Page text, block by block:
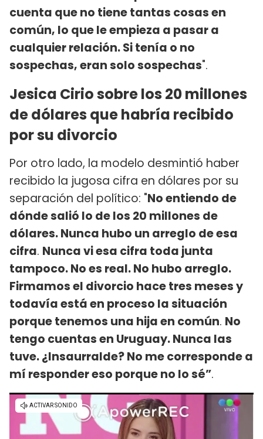
cuenta que no tiene tantas cosas en
común, lo que le empieza a pasar a
cualquier relación. Si tenía o no
sospechas, eran solo sospechas".
Jesica Cirio sobre los 20 millones
de dólares que habría recibido
por su divorcio
Por otro lado, la modelo desmintió haber
recibido la jugosa cifra en dólares por su
separación del político: "No entiendo de
dónde salió lo de los 20 millones de
dólares. Nunca hubo un arreglo de esa
cifra. Nunca vi esa cifra toda junta
tampoco. No es real. No hubo arreglo.
Firmamos el divorcio hace tres meses y
todavía está en proceso la situación
porque tenemos una hija en común. No
tengo cuentas en Uruguay. Nunca las
tuve. ¿Insaurralde? No me corresponde a
mí responder eso porque no lo sé”.